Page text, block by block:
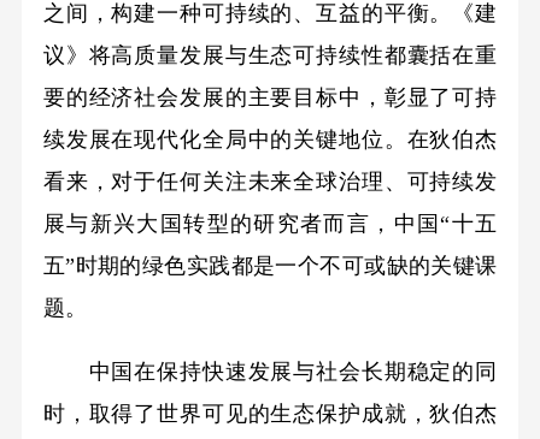
之间，构建一种可持续的、互益的平衡。《建
议》将高质量发展与生态可持续性都囊括在重
要的经济社会发展的主要目标中，彰显了可持
续发展在现代化全局中的关键地位。在狄伯杰
看来，对于任何关注未来全球治理、可持续发
展与新兴大国转型的研究者而言，中国“十五
五”时期的绿色实践都是一个不可或缺的关键课
题。
中国在保持快速发展与社会长期稳定的同
时，取得了世界可见的生态保护成就，狄伯杰